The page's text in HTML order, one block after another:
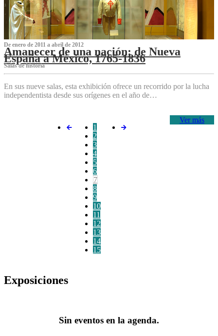
De enero de 2011 a abril de 2012
Amanecer de una nación: de Nueva
España a México, 1765-1836
Salas de historia
En sus nueve salas, esta exhibición ofrece un recorrido por la lucha
independentista desde sus orígenes en el año de…
Ver más
1
2
3
4
5
6
7
8
9
10
11
12
13
14
15
Exposiciones
Sin eventos en la agenda.